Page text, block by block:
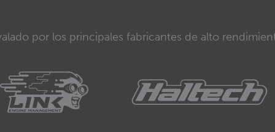
por los principales fabricantes de alto